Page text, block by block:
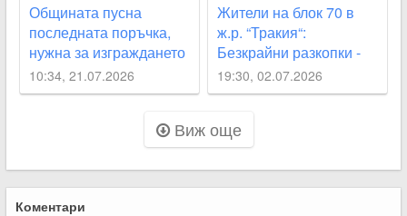
Общината пусна
последната поръчка,
нужна за изграждането
на парка „Кан Крум“
10:34, 21.07.2026
Жители на блок 70 в
ж.р. “Тракия“:
Безкрайни разкопки -
хоризонт няма
19:30, 02.07.2026
Виж още
Коментари